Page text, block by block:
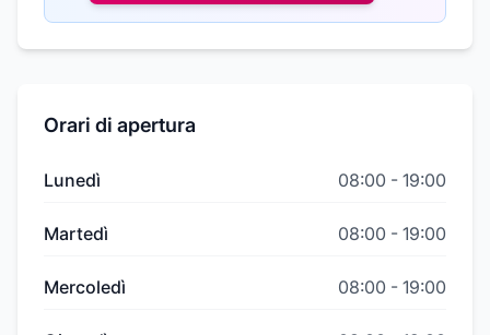
Orari di apertura
Lunedì 08:00 - 19:00
Martedì 08:00 - 19:00
Mercoledì 08:00 - 19:00